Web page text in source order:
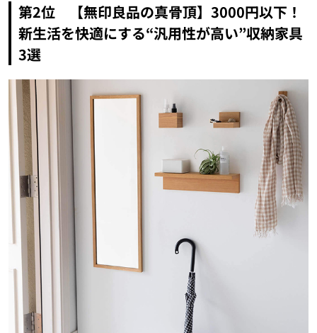
第2位 【無印良品の真骨頂】3000円以下！
新生活を快適にする“汎用性が高い”収納家具
3選